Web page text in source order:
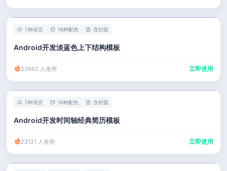
7种语言 16种配色 含封面
Android开发淡蓝色上下结构模板
23962 人使用 立即使用
7种语言 16种配色 含封面
Android开发时间轴经典简历模板
23121 人使用 立即使用